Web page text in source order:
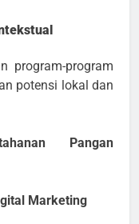
program-program
potensi lokal dan
Pangan
Marketing